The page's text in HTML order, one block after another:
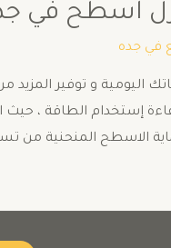
جدة
في جده
و توفير المزيد من
إستخدام الطاقة ،
الاسطح المنحنية من